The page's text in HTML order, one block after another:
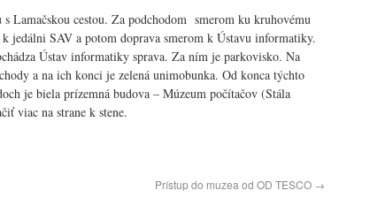
Lamačskou cestou. Za podchodom smerom ku kruhovému
jedálni SAV a potom doprava smerom k Ústavu informatiky.
Ústav informatiky sprava. Za ním je parkovisko. Na
a na ich konci je zelená unimobunka. Od konca týchto
je biela prízemná budova – Múzeum počítačov (Stála
viac na strane k stene.
Prístup do muzea od OD TESCO →